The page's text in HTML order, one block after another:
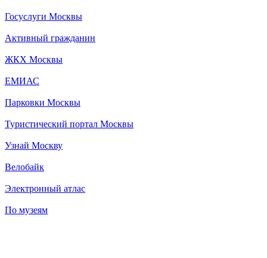
Госуслуги Москвы
Активный гражданин
ЖКХ Москвы
ЕМИАС
Парковки Москвы
Туристический портал Москвы
Узнай Москву
Велобайк
Электронный атлас
По музеям